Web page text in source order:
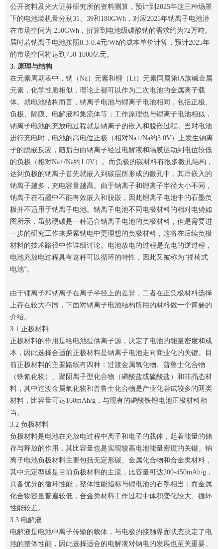
公开资料及光大证券研究所的资料测算，预计到2025年这三种场景
下的电池装机量分别31、39和180GWh，对应2025年钠离子电池潜
在市场空间为 250GWh，折算到电池级碳酸钠的需求约为72万吨。
届时若钠离子电池按照0.3-0.4元/Wh的成本单价计算，预计2025年
的市场空间将达到750-1000亿元。
3. 原理与结构
在元素周期表中，钠（Na）元素和锂（Li）元素同属第ⅠA族碱金属
元素，化学性质相似，理论上都可以作为二次电池的金属离子载
体。就电池结构而言，钠离子电池与锂离子电池相同，包括正极、
负极、隔膜、电解液和集流体等；工作原理也与锂离子电池相似，
钠离子电池的充放电过程就是钠离子的嵌入和脱嵌过程。当对电池
进行充电时，电池的高电位正极（相对Na+/Na约3.0V）上发生钠离
子的脱嵌反应，随后自由钠离子经过电解液和隔膜运动到电位较低
的负极（相对Na+/Na约1.0V）。而负极的碳材料有很多微孔结构，
达到负极的钠离子首先就嵌入到碳层所形成的微孔中，其后嵌入的
钠离子越多，充电容量越高。由于钠离子和锂离子半径大小不同，
钠离子在石墨中不能有效嵌入和脱嵌，因此锂离子电池中的石墨负
极并不适用于钠离子电池。钠离子电池不同电极材料的相对电势如
图所示，虽然硬碳是一种适合钠离子电池的负极材料，但是需要进
一步的研究工作来探索钠电中更理想的负极材料，这将在后续负极
材料的技术路径中作详细讨论。电池放电的过程是充电的逆过程，
电池充放电过程具有这种可以循环的特性，因此又被称为“摇椅式
电池”。
由于锂离子和钠离子在离子半径上的差异，二者在正负极材料选择
上存在较大不同，下面对钠离子电池结构所用的材料做一个简要的
介绍。
3.1 正极材料
正极材料的作用是给电池提供离子源，决定了电池的能量密度和成
本，因此选择合适的正极材料是钠离子电池走向商业化的关键。目
前正极材料的主要路线有四种：过渡金属氧化物、普鲁士化合物
（铁氰化物）、聚阴离子型化合物（磷酸盐或硫酸盐）和非晶态材
料，其中过渡金属氧化物和普鲁士化合物是产业化尝试较多的两类
材料，比容量可达160mAh/g，与现有的磷酸铁锂电池正极材料相
当。
3.2 负极材料
负极材料是电池在充放电过程中离子和电子的载体，起着能量的储
存与释放的作用，其比容量也是实现较高电池能量密度的关键。钠
离子电池负极材料主要包括无定形碳、金属化合物和合金类材料，
其中无定型碳是目前负极材料的主流，比容量可达200-450mAh/g，
具备优异的循环性能，整体性能指标与锂电池的石墨相当；而金属
化合物容量普遍较低，合金类材料工作过程中体积变化较大、循环
性能较差。
3.3 电解液
电解液是电池中离子传输的载体，与电极的接触界面状态决定了电
池的整体性能，因此选择适合的电解液对钠电的发展也至关重要。